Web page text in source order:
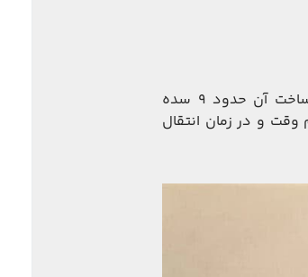
این بنای تاریخیِ باشکوه، متعلق به دوره‌ی سلجوقیان است و از زمان ساخت آن حدود 9 سده
و در زمان انتقال